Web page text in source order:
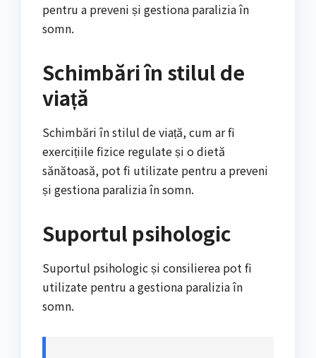
pentru a preveni și gestiona paralizia în
somn.
Schimbări în stilul de
viață
Schimbări în stilul de viață, cum ar fi
exercițiile fizice regulate și o dietă
sănătoasă, pot fi utilizate pentru a preveni
și gestiona paralizia în somn.
Suportul psihologic
Suportul psihologic și consilierea pot fi
utilizate pentru a gestiona paralizia în
somn.